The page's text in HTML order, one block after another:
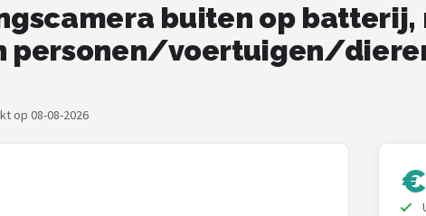
buiten op batterij,
personen/voertuigen/
op 08-08-2026